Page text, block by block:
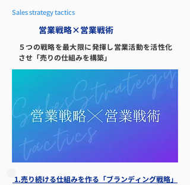
Sales strategy tactics
​営業戦略×営業戦術
５つの戦略を最大限に発揮し営業活動を活性化
させ「売りの仕組みを構築」
1.売り続ける仕組みを作る「ブランディング戦略」